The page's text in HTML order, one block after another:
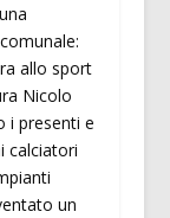
allo sport
Nicolo
i presenti e
calciatori
un